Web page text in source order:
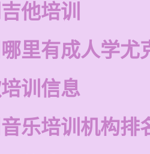
他培训
里有成人学尤
训信息
乐培训机构排